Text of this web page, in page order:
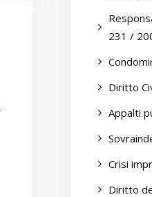
231 /
Diritto
Appalti
Crisi
Diritto